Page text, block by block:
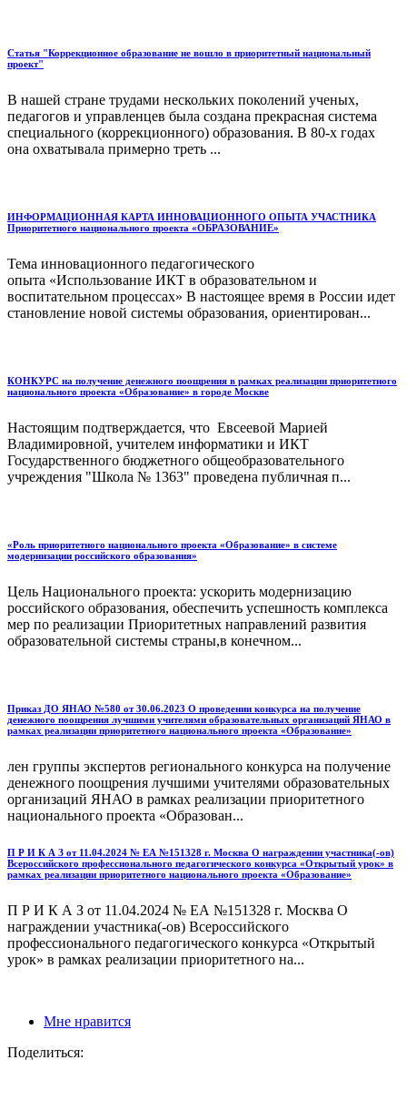
Статья "Коррекционное образование не вошло в приоритетный национальный
проект"
В нашей стране трудами нескольких поколений ученых,
педагогов и управленцев была создана прекрасная система
специального (коррекционного) образования. В 80-х годах
она охватывала примерно треть ...
ИНФОРМАЦИОННАЯ КАРТА ИННОВАЦИОННОГО ОПЫТА УЧАСТНИКА
Приоритетного национального проекта «ОБРАЗОВАНИЕ»
Тема инновационного педагогического
опыта «Использование ИКТ в образовательном и
воспитательном процессах» В настоящее время в России идет
становление новой системы образования, ориентирован...
КОНКУРС на получение денежного поощрения в рамках реализации приоритетного
национального проекта «Образование» в городе Москве
Настоящим подтверждается, что Евсеевой Марией
Владимировной, учителем информатики и ИКТ
Государственного бюджетного общеобразовательного
учреждения "Школа № 1363" проведена публичная п...
«Роль приоритетного национального проекта «Образование» в системе
модернизации российского образования»
Цель Национального проекта: ускорить модернизацию
российского образования, обеспечить успешность комплекса
мер по реализации Приоритетных направлений развития
образовательной системы страны,в конечном...
Приказ ДО ЯНАО №580 от 30.06.2023 О проведении конкурса на получение
денежного поощрения лучшими учителями образовательных организаций ЯНАО в
рамках реализации приоритетного национального проекта «Образование»
лен группы экспертов регионального конкурса на получение
денежного поощрения лучшими учителями образовательных
организаций ЯНАО в рамках реализации приоритетного
национального проекта «Образован...
П Р И К А З от 11.04.2024 № ЕА №151328 г. Москва О награждении участника(-ов)
Всероссийского профессионального педагогического конкурса «Открытый урок» в
рамках реализации приоритетного национального проекта «Образование»
П Р И К А З от 11.04.2024 № ЕА №151328 г. Москва О
награждении участника(-ов) Всероссийского
профессионального педагогического конкурса «Открытый
урок» в рамках реализации приоритетного на...
Мне нравится
Поделиться: